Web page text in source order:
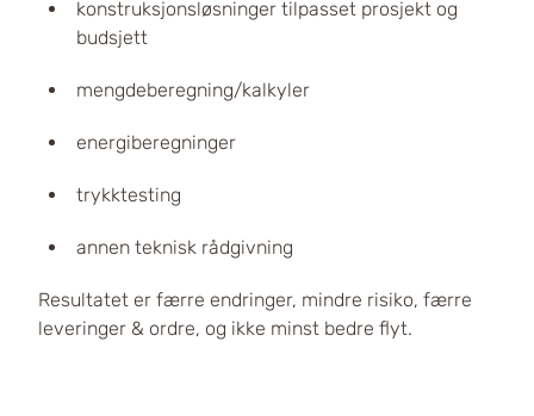
konstruksjonsløsninger tilpasset prosjekt og
budsjett
mengdeberegning/kalkyler
energiberegninger
trykktesting
annen teknisk rådgivning
Resultatet er færre endringer, mindre risiko, færre
leveringer & ordre, og ikke minst bedre flyt.